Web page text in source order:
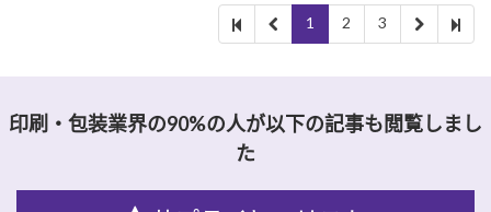
1 2 3
印刷・包装業界の90%の人が以下の記事も閲覧しまし
た